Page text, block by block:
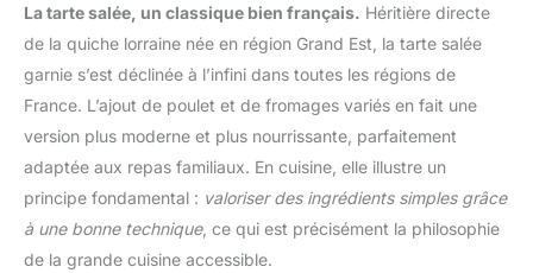
La tarte salée, un classique bien français. Héritière directe
de la quiche lorraine née en région Grand Est, la tarte salée
garnie s’est déclinée à l’infini dans toutes les régions de
France. L’ajout de poulet et de fromages variés en fait une
version plus moderne et plus nourrissante, parfaitement
adaptée aux repas familiaux. En cuisine, elle illustre un
principe fondamental : valoriser des ingrédients simples grâce
à une bonne technique, ce qui est précisément la philosophie
de la grande cuisine accessible.